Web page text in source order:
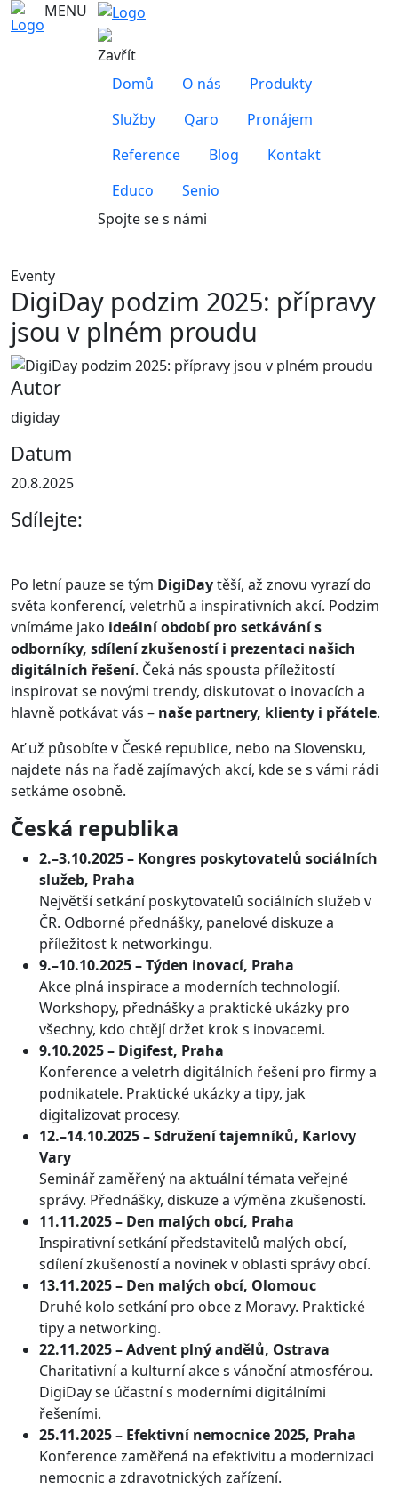
MENU
Zavřít
Domů
O nás
Produkty
Služby
Qaro
Pronájem
Reference
Blog
Kontakt
Educo
Senio
Spojte se s námi
Eventy
DigiDay podzim 2025: přípravy
jsou v plném proudu
Autor
digiday
Datum
20.8.2025
Sdílejte:
Po letní pauze se tým DigiDaytěší, až znovu vyrazí do
světa konferencí, veletrhů a inspirativních akcí. Podzim
vnímáme jako ideální období pro setkávání s
odborníky, sdílení zkušeností i prezentaci našich
digitálních řešení. Čeká nás spousta příležitostí
inspirovat se novými trendy, diskutovat o inovacích a
hlavně potkávat vás – naše partnery, klienty i přátele.
Ať už působíte v České republice, nebo na Slovensku,
najdete nás na řadě zajímavých akcí, kde se s vámi rádi
setkáme osobně.
Česká republika
2.–3.10.2025 – Kongres poskytovatelů sociálních
služeb, Praha
Největší setkání poskytovatelů sociálních služeb v
ČR. Odborné přednášky, panelové diskuze a
příležitost k networkingu.
9.–10.10.2025 – Týden inovací, Praha
Akce plná inspirace a moderních technologií.
Workshopy, přednášky a praktické ukázky pro
všechny, kdo chtějí držet krok s inovacemi.
9.10.2025 – Digifest, Praha
Konference a veletrh digitálních řešení pro firmy a
podnikatele. Praktické ukázky a tipy, jak
digitalizovat procesy.
12.–14.10.2025 – Sdružení tajemníků, Karlovy
Vary
Seminář zaměřený na aktuální témata veřejné
správy. Přednášky, diskuze a výměna zkušeností.
11.11.2025 – Den malých obcí, Praha
Inspirativní setkání představitelů malých obcí,
sdílení zkušeností a novinek v oblasti správy obcí.
13.11.2025 – Den malých obcí, Olomouc
Druhé kolo setkání pro obce z Moravy. Praktické
tipy a networking.
22.11.2025 – Advent plný andělů, Ostrava
Charitativní a kulturní akce s vánoční atmosférou.
DigiDay se účastní s moderními digitálními
řešeními.
25.11.2025 – Efektivní nemocnice 2025, Praha
Konference zaměřená na efektivitu a modernizaci
nemocnic a zdravotnických zařízení.